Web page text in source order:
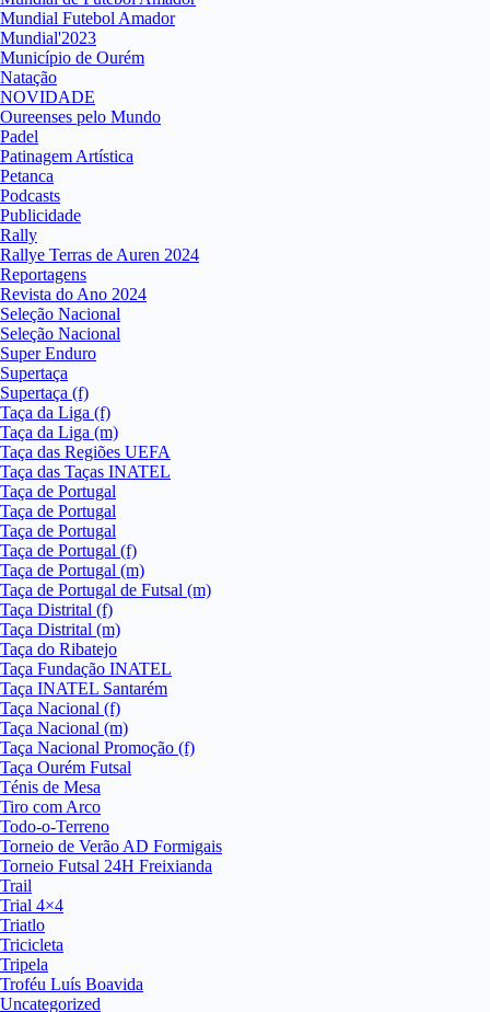
Mundial Futebol Amador
Mundial'2023
Município de Ourém
Natação
NOVIDADE
Oureenses pelo Mundo
Padel
Patinagem Artística
Petanca
Podcasts
Publicidade
Rally
Rallye Terras de Auren 2024
Reportagens
Revista do Ano 2024
Seleção Nacional
Seleção Nacional
Super Enduro
Supertaça
Supertaça (f)
Taça da Liga (f)
Taça da Liga (m)
Taça das Regiões UEFA
Taça das Taças INATEL
Taça de Portugal
Taça de Portugal
Taça de Portugal
Taça de Portugal (f)
Taça de Portugal (m)
Taça de Portugal de Futsal (m)
Taça Distrital (f)
Taça Distrital (m)
Taça do Ribatejo
Taça Fundação INATEL
Taça INATEL Santarém
Taça Nacional (f)
Taça Nacional (m)
Taça Nacional Promoção (f)
Taça Ourém Futsal
Ténis de Mesa
Tiro com Arco
Todo-o-Terreno
Torneio de Verão AD Formigais
Torneio Futsal 24H Freixianda
Trail
Trial 4×4
Triatlo
Tricicleta
Tripela
Troféu Luís Boavida
Uncategorized